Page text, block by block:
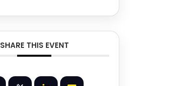
SHARE THIS EVENT